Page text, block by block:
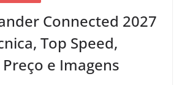
Connected 2027
Top Speed,
e Imagens